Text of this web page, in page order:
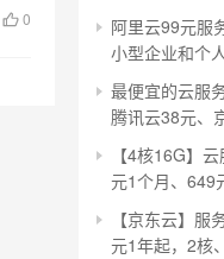
0
阿里云99元服
小型企业和个
最便宜的云服
腾讯云38元、
【4核16G】
元1个月、649
【京东云】服
元1年起，2核